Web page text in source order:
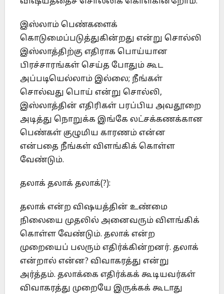
இஸ்லாம் பெண்களைக்
கொடுமைப்படுத்துகின்றது என்று சொல்லி
இஸ்லாத்திற்கு எதிராக பொய்யான
பிரச்சாரங்கள் செய்த போதும் கூட
அப்படியெல்லாம் இல்லை; நீங்கள்
சொல்வது பொய் என்று சொல்லி,
இஸ்லாத்தின் எதிரிகள் பரப்பிய அவதூறை
அடித்து நொறுக்க இங்கே லட்சக்கணக்கான
பெண்கள் குழுமிய காரணம் என்ன
என்பதை நீங்கள் விளங்கிக் கொள்ள
வேண்டும்.
தலாக் தலாக் தலாக்(?):
தலாக் என்ற விஷயத்தின் உண்மை
நிலையை முதலில் அனைவரும் விளங்கிக்
கொள்ள வேண்டும். தலாக் என்ற
முறையைப் பலரும் எதிர்க்கின்றனர். தலாக்
என்றால் என்ன? விவாகரத்து என்று
அர்த்தம். தலாக்கை எதிர்க்கக் கூடியவர்கள்
விவாகரத்து முறையே இருக்கக் கூடாது